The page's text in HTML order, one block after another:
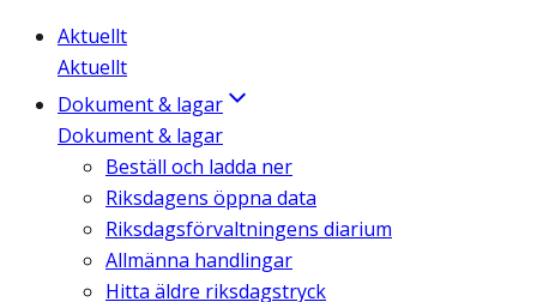
Aktuellt
Aktuellt
Dokument & lagar
Dokument & lagar
Beställ och ladda ner
Riksdagens öppna data
Riksdagsförvaltningens diarium
Allmänna handlingar
Hitta äldre riksdagstryck